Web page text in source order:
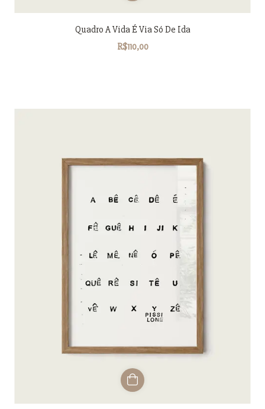
Quadro A Vida É Via Só De Ida
R$110,00